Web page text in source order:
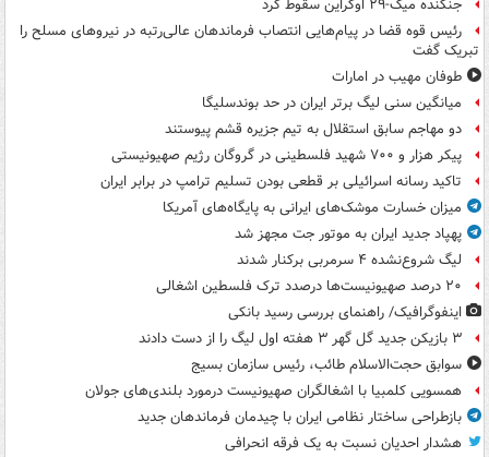
جنگنده میگ-۲۹ اوکراین سقوط کرد
رئیس قوه قضا در پیام‌هایی انتصاب‌ فرماندهان عالی‌رتبه در نیروهای مسلح را
تبریک گفت
طوفان مهیب در امارات
میانگین سنی لیگ برتر ایران در حد بوندسلیگا
دو مهاجم سابق استقلال به تیم جزیره قشم پیوستند
پیکر هزار و ۷۰۰ شهید فلسطینی در گروگان رژیم صهیونیستی
تاکید رسانه اسرائیلی بر قطعی بودن تسلیم ترامپ در برابر ایران
میزان خسارت موشک‌های ایرانی به پایگاه‌های آمریکا
پهپاد جدید ایران به موتور جت مجهز شد
لیگ شروع‌نشده ۴ سرمربی برکنار شدند
۲۰ درصد صهیونیست‌ها درصدد ترک فلسطین اشغالی
اینفوگرافیک/ راهنمای بررسی رسید بانکی
۳ بازیکن جدید گل گهر ۳ هفته اول لیگ را از دست دادند
سوابق حجت‌الاسلام طائب، رئیس سازمان بسیج
همسویی کلمبیا با اشغالگران صهیونیست درمورد بلندی‌های جولان
بازطراحی ساختار نظامی ایران با چیدمان فرماندهان جدید
هشدار احدیان نسبت به یک فرقه انحرافی